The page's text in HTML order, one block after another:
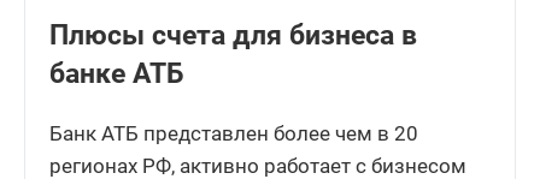
Плюсы счета для бизнеса в
банке АТБ
Банк АТБ представлен более чем в 20
регионах РФ, активно работает с бизнесом